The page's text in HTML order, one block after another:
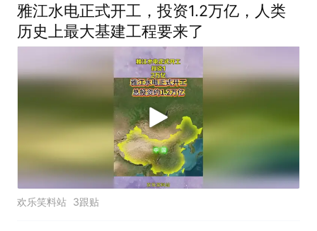
雅江水电正式开工，投资1.2万亿，人类
历史上最大基建工程要来了
欢乐笑料站 3跟贴